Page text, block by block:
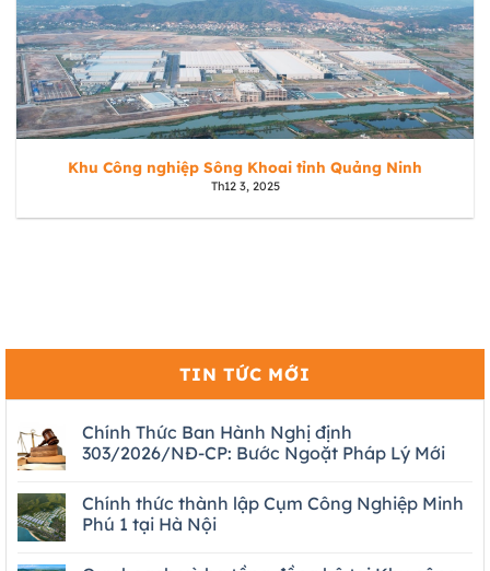
Khu Công nghiệp Sông Khoai tỉnh Quảng Ninh
Th12 3, 2025
TIN TỨC MỚI
Chính Thức Ban Hành Nghị định
303/2026/NĐ-CP: Bước Ngoặt Pháp Lý Mới
Chính thức thành lập Cụm Công Nghiệp Minh
Phú 1 tại Hà Nội